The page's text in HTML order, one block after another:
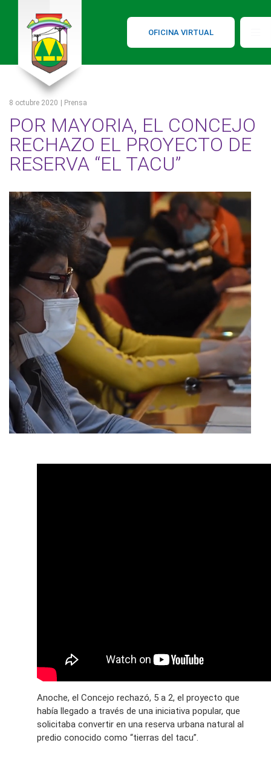
OFICINA VIRTUAL
8 octubre 2020 | Prensa
POR MAYORIA, EL CONCEJO
RECHAZO EL PROYECTO DE
RESERVA “EL TACU”
Anoche, el Concejo rechazó, 5 a 2, el proyecto que
había llegado a través de una iniciativa popular, que
solicitaba convertir en una reserva urbana natural al
predio conocido como “tierras del tacu”.